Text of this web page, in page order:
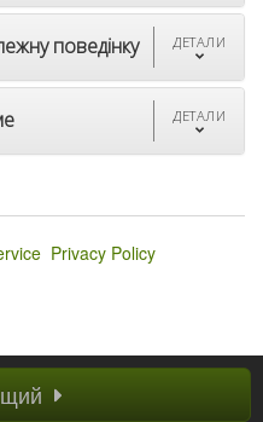
поведінку ДЕТАЛИ
ДЕТАЛИ
Privacy Policy